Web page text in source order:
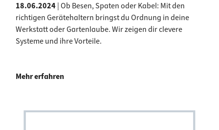
18.06.2024| Ob Besen, Spaten oder Kabel: Mit den
richtigen Gerätehaltern bringst du Ordnung in deine
Werkstatt oder Gartenlaube. Wir zeigen dir clevere
Systeme und ihre Vorteile.
Mehr erfahren